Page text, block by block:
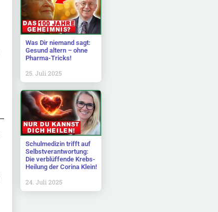
Was Dir niemand sagt:
Gesund altern – ohne
Pharma-Tricks!
25. Juli 2025
Schulmedizin trifft auf
Selbstverantwortung:
Die verblüffende Krebs-
Heilung der Corina Klein!
24. Juli 2025